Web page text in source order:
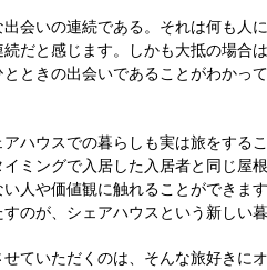
会いの連続である。それは何も人
続だと感じます。しかも大抵の場合
ときの出会いであることがわかっ
アハウスでの暮らしも実は旅をする
ミングで入居した入居者と同じ屋
人や価値観に触れることができま
すのが、シェアハウスという新しい
ていただくのは、そんな旅好きに